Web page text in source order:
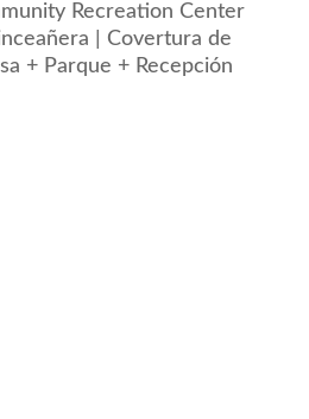
Recreation Center
| Covertura de
+ Parque + Recepción